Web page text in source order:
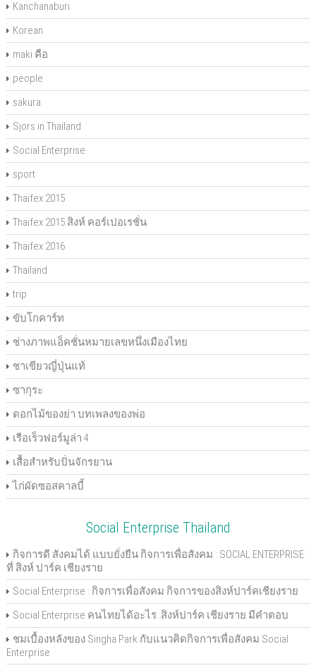
Kanchanaburi
Korean
maki คือ
people
sakura
Sjors in Thailand
Social Enterprise
sport
Thaifex 2015
Thaifex 2015 สิงห์ คอร์เปอเรชั่น
Thaifex 2016
Thailand
trip
ขับโกคาร์ท
ช่างภาพแอ็คชั่นหมายเลขหนึ่งเมืองไทย
ชาเขียวญี่ปุ่นแท้
ซากุระ
ดอกไม้ของย่า บทเพลงของพ่อ
เรือเร็วฟอร์มูล่า 4
เสื้อสำหรับปั่นจักรยาน
ไก่ผัดซอสคาลบี้
Social Enterprise Thailand
กิจการดี สังคมได้ แบบยั่งยืน กิจการเพื่อสังคม : SOCIAL ENTERPRISE
ที่ สิงห์ ปาร์ค เชียงราย
Social Enterprise : กิจการเพื่อสังคม กิจการของสิงห์ปาร์คเชียงราย
Social Enterprise คนไทยได้อะไร..สิงห์ปาร์ค เชียงราย มีคำตอบ
ชมเบื้องหลังของ Singha Park กับแนวคิดกิจการเพื่อสังคม Social
Enterprise